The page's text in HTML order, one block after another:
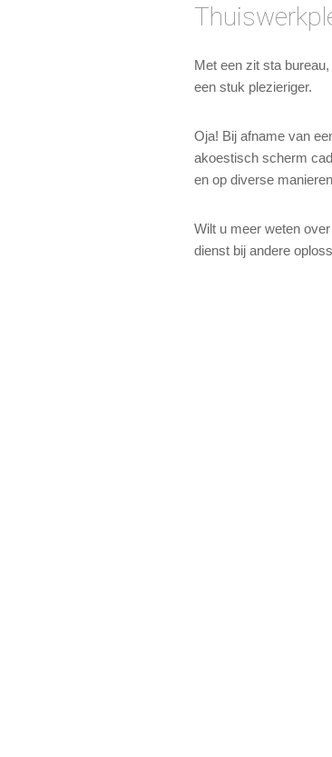
Met een zit sta
een stuk plezieriger.
Oja! Bij afname van
akoestisch scherm
en op diverse
Wilt u meer weten
dienst bij andere